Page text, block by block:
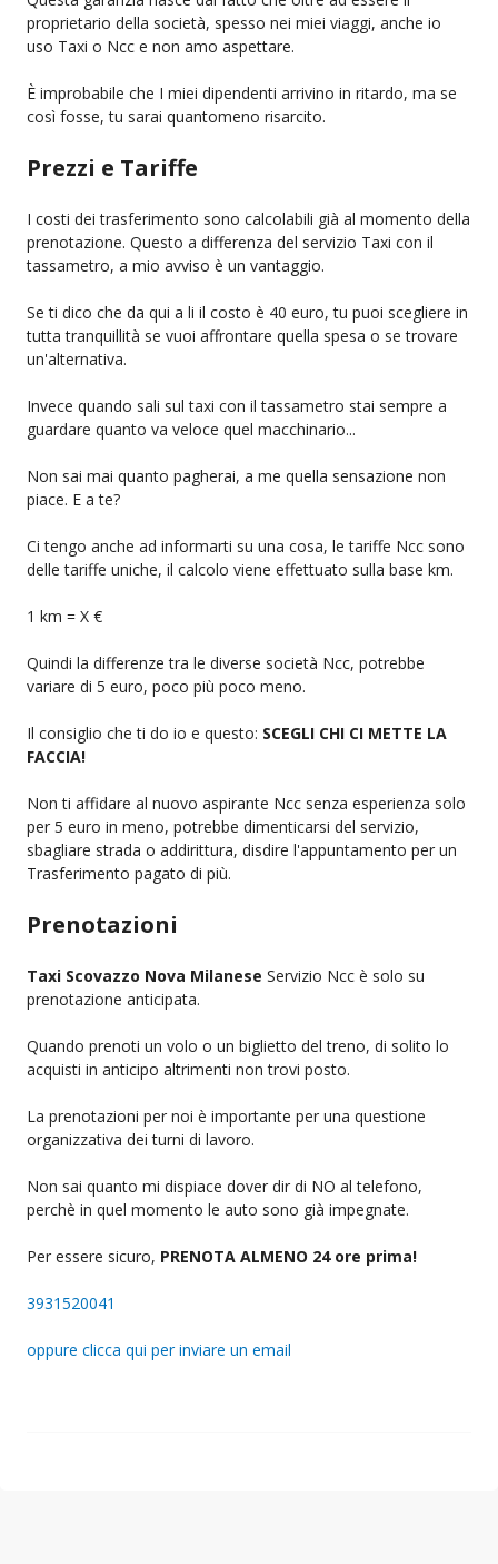
proprietario della società, spesso nei miei viaggi, anche io
uso Taxi o Ncc e non amo aspettare.
È improbabile che I miei dipendenti arrivino in ritardo, ma se
così fosse, tu sarai quantomeno risarcito.
Prezzi e Tariffe
I costi dei trasferimento sono calcolabili già al momento della
prenotazione. Questo a differenza del servizio Taxi con il
tassametro, a mio avviso è un vantaggio.
Se ti dico che da qui a li il costo è 40 euro, tu puoi scegliere in
tutta tranquillità se vuoi affrontare quella spesa o se trovare
un'alternativa.
Invece quando sali sul taxi con il tassametro stai sempre a
guardare quanto va veloce quel macchinario...
Non sai mai quanto pagherai, a me quella sensazione non
piace. E a te?
Ci tengo anche ad informarti su una cosa, le tariffe Ncc sono
delle tariffe uniche, il calcolo viene effettuato sulla base km.
1 km = X €
Quindi la differenze tra le diverse società Ncc, potrebbe
variare di 5 euro, poco più poco meno.
Il consiglio che ti do io e questo: SCEGLI CHI CI METTE LA
FACCIA!
Non ti affidare al nuovo aspirante Ncc senza esperienza solo
per 5 euro in meno, potrebbe dimenticarsi del servizio,
sbagliare strada o addirittura, disdire l'appuntamento per un
Trasferimento pagato di più.
Prenotazioni
Taxi Scovazzo Nova Milanese Servizio Ncc è solo su
prenotazione anticipata.
Quando prenoti un volo o un biglietto del treno, di solito lo
acquisti in anticipo altrimenti non trovi posto.
La prenotazioni per noi è importante per una questione
organizzativa dei turni di lavoro.
Non sai quanto mi dispiace dover dir di NO al telefono,
perchè in quel momento le auto sono già impegnate.
Per essere sicuro, PRENOTA ALMENO 24 ore prima!
3931520041
oppure clicca qui per inviare un email